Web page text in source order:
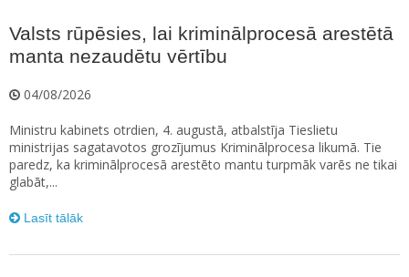
Valsts rūpēsies, lai kriminālprocesā arestētā
manta nezaudētu vērtību
04/08/2026
Ministru kabinets otrdien, 4. augustā, atbalstīja Tieslietu
ministrijas sagatavotos grozījumus Kriminālprocesa likumā. Tie
paredz, ka kriminālprocesā arestēto mantu turpmāk varēs ne tikai
glabāt,...
Lasīt tālāk